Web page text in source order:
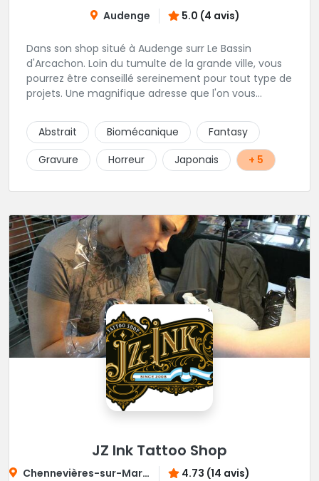
Audenge 5.0 (4 avis)
Dans son shop situé à Audenge surr Le Bassin
d'Arcachon. Loin du tumulte de la grande ville, vous
pourrez être conseillé sereinement pour tout type de
projets. Une magnifique adresse que l'on vous
et passages au shop sur rendez-vous également.
Abstrait Biomécanique
Fantasy
Gravure
Horreur Japonais + 5
JZ Ink Tattoo Shop
Chennevières-sur-Marne 4.73 (14 avis)